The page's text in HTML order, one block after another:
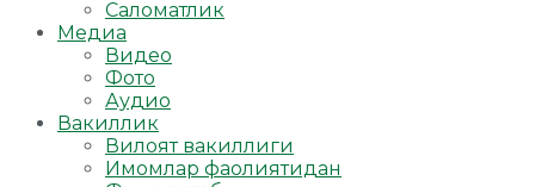
Саломатлик
Медиа
Видео
Фото
Аудио
Вакиллик
Вилоят вакиллиги
Имомлар фаолиятидан